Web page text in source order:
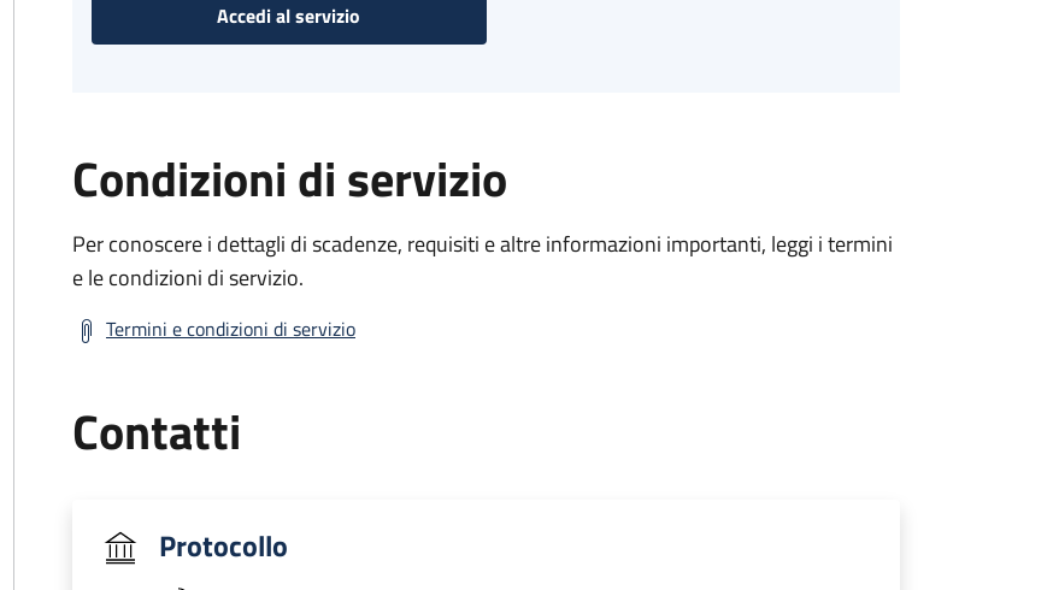
Accedi al servizio
Condizioni di servizio
Per conoscere i dettagli di scadenze, requisiti e altre informazioni importanti, leggi i termini
e le condizioni di servizio.
Termini e condizioni di servizio
Contatti
Protocollo